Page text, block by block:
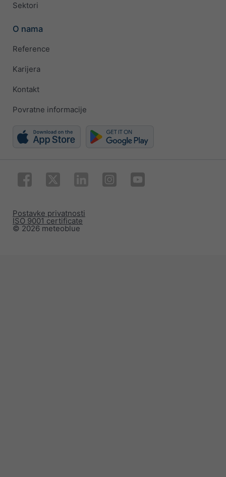
Sektori
O nama
Reference
Karijera
Kontakt
Povratne informacije
© 2026 meteoblue
ISO 9001 certificate
Postavke privatnosti